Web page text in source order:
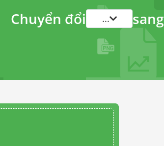
Chuyển đổi ... sang